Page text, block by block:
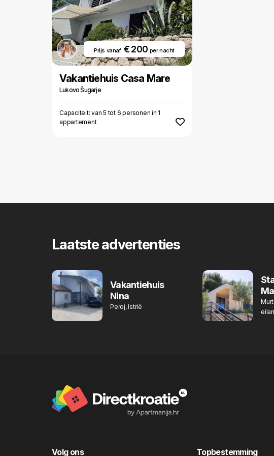
Prijs vanaf € 200 per nacht
Vakantiehuis Casa Mare
Lukovo Šugarje
Capaciteit: van 5 tot 6 personen in 1
appartement
Laatste advertenties
Vakantiehuis
Nina
Peroj, Istrië
Volg ons Topbestemming